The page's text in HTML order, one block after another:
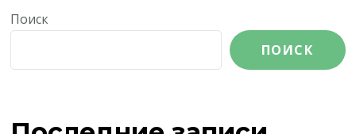
Поиск
ПОИСК